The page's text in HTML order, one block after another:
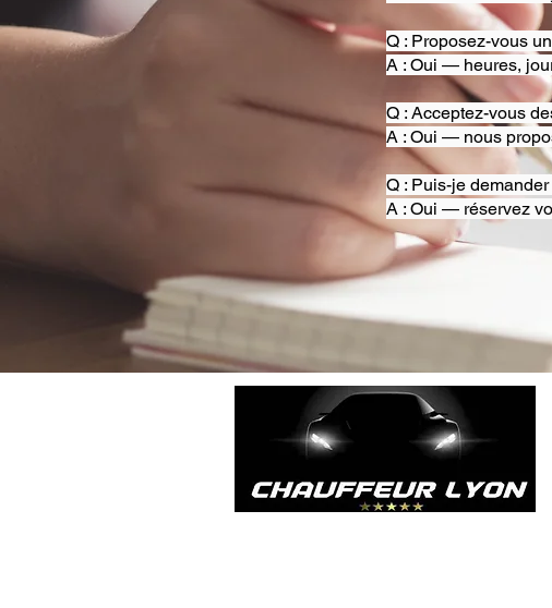
Q : Proposez-vous
A : Oui — heures,
Q : Acceptez-vous
A : Oui — nous
Q : Puis-je
A : Oui — réservez